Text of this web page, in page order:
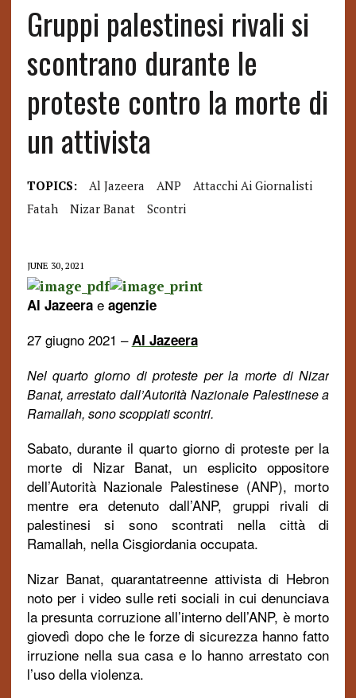
Gruppi palestinesi rivali si
scontrano durante le
proteste contro la morte di
un attivista
TOPICS: Al Jazeera ANP
Attacchi Ai Giornalisti
Fatah
Nizar Banat Scontri
JUNE 30, 2021
Al Jazeerae agenzie
27 giugno 2021 –Al Jazeera
Nel quarto giorno di proteste per la morte di Nizar
Banat, arrestato dall’Autorità Nazionale Palestinese a
Ramallah, sono scoppiati scontri.
Sabato, durante il quarto giorno di proteste per la
morte di Nizar Banat, un esplicito oppositore
dell’Autorità Nazionale Palestinese (ANP), morto
mentre era detenuto dall’ANP, gruppi rivali di
palestinesi si sono scontrati nella città di
Ramallah, nella Cisgiordania occupata.
Nizar Banat, quarantatreenne attivista di Hebron
noto per i video sulle reti sociali in cui denunciava
la presunta corruzione all’interno dell’ANP, è morto
giovedì dopo che le forze di sicurezza hanno fatto
irruzione nella sua casa e lo hanno arrestato con
l’uso della violenza.